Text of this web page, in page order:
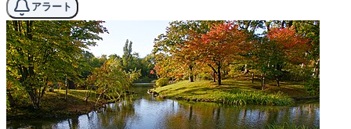
アラート